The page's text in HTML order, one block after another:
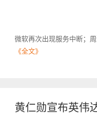
微软再次出现服务中断；
《全文》
黄仁勋宣布英伟